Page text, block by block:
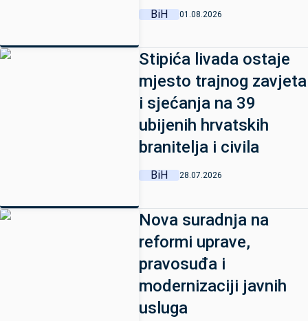
BiH 01.08.2026
Stipića livada ostaje
mjesto trajnog zavjeta
i sjećanja na 39
ubijenih hrvatskih
branitelja i civila
BiH 28.07.2026
Nova suradnja na
reformi uprave,
pravosuđa i
modernizaciji javnih
usluga